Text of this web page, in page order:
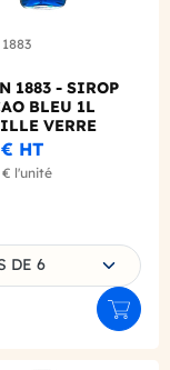
1883 - SIROP
BLEU 1L
VERRE
HT
€ l'unité
une déclinaison
DE 6